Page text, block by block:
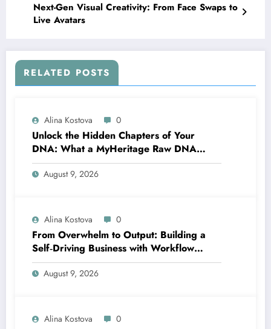
Next-Gen Visual Creativity: From Face Swaps to
Live Avatars
RELATED POSTS
Alina Kostova 0
Unlock the Hidden Chapters of Your
DNA: What a MyHeritage Raw DNA
Analysis Can Tell You About Your Health
and Traits
August 9, 2026
Alina Kostova 0
From Overwhelm to Output: Building a
Self‑Driving Business with Workflow
Automation
August 9, 2026
Alina Kostova 0